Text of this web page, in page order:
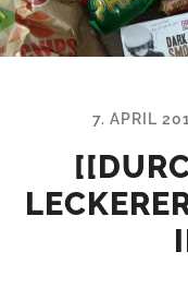
7. APRIL